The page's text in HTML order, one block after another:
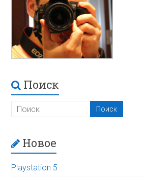
Поиск
Новое
Playstation 5